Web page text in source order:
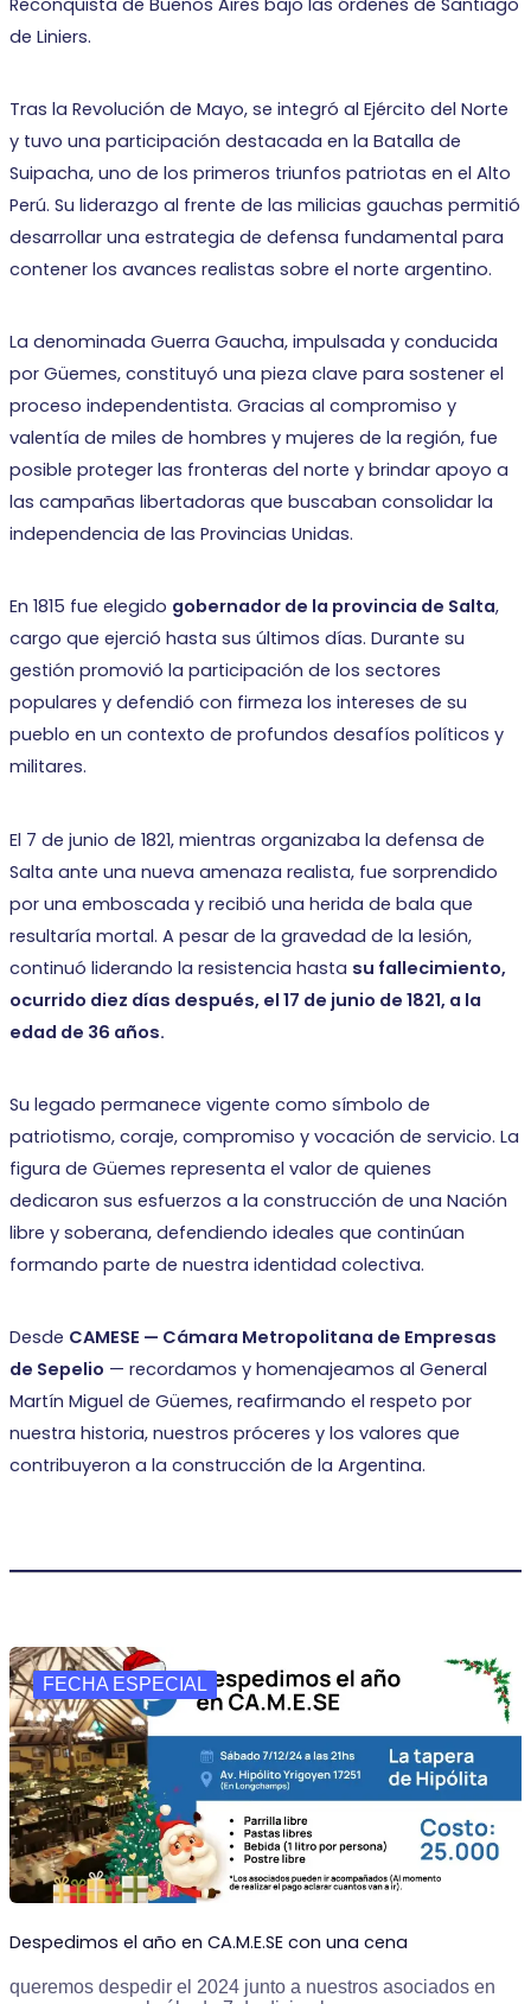
Reconquista de Buenos Aires bajo las órdenes de Santiago
de Liniers.
Tras la Revolución de Mayo, se integró al Ejército del Norte
y tuvo una participación destacada en la Batalla de
Suipacha, uno de los primeros triunfos patriotas en el Alto
Perú. Su liderazgo al frente de las milicias gauchas permitió
desarrollar una estrategia de defensa fundamental para
contener los avances realistas sobre el norte argentino.
La denominada Guerra Gaucha, impulsada y conducida
por Güemes, constituyó una pieza clave para sostener el
proceso independentista. Gracias al compromiso y
valentía de miles de hombres y mujeres de la región, fue
posible proteger las fronteras del norte y brindar apoyo a
las campañas libertadoras que buscaban consolidar la
independencia de las Provincias Unidas.
En 1815 fue elegido gobernador de la provincia de Salta,
cargo que ejerció hasta sus últimos días. Durante su
gestión promovió la participación de los sectores
populares y defendió con firmeza los intereses de su
pueblo en un contexto de profundos desafíos políticos y
militares.
El 7 de junio de 1821, mientras organizaba la defensa de
Salta ante una nueva amenaza realista, fue sorprendido
por una emboscada y recibió una herida de bala que
resultaría mortal. A pesar de la gravedad de la lesión,
continuó liderando la resistencia hasta su fallecimiento,
ocurrido diez días después, el 17 de junio de 1821, a la
edad de 36 años.
Su legado permanece vigente como símbolo de
patriotismo, coraje, compromiso y vocación de servicio. La
figura de Güemes representa el valor de quienes
dedicaron sus esfuerzos a la construcción de una Nación
libre y soberana, defendiendo ideales que continúan
formando parte de nuestra identidad colectiva.
Desde CAMESE — Cámara Metropolitana de Empresas
de Sepelio — recordamos y homenajeamos al General
Martín Miguel de Güemes, reafirmando el respeto por
nuestra historia, nuestros próceres y los valores que
contribuyeron a la construcción de la Argentina.
FECHA ESPECIAL
Despedimos el año en CA.M.E.SE con una cena
queremos despedir el 2024 junto a nuestros asociados en